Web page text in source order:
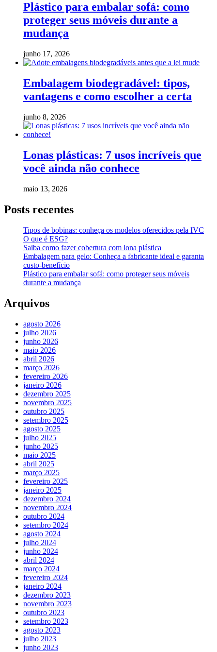
Plástico para embalar sofá: como
proteger seus móveis durante a
mudança
junho 17, 2026
Embalagem biodegradável: tipos,
vantagens e como escolher a certa
junho 8, 2026
Lonas plásticas: 7 usos incríveis que
você ainda não conhece
maio 13, 2026
Posts recentes
Tipos de bobinas: conheça os modelos oferecidos pela IVC
O que é ESG?
Saiba como fazer cobertura com lona plástica
Embalagem para gelo: Conheça a fabricante ideal e garanta
custo-benefício
Plástico para embalar sofá: como proteger seus móveis
durante a mudança
Arquivos
agosto 2026
julho 2026
junho 2026
maio 2026
abril 2026
março 2026
fevereiro 2026
janeiro 2026
dezembro 2025
novembro 2025
outubro 2025
setembro 2025
agosto 2025
julho 2025
junho 2025
maio 2025
abril 2025
março 2025
fevereiro 2025
janeiro 2025
dezembro 2024
novembro 2024
outubro 2024
setembro 2024
agosto 2024
julho 2024
junho 2024
abril 2024
março 2024
fevereiro 2024
janeiro 2024
dezembro 2023
novembro 2023
outubro 2023
setembro 2023
agosto 2023
julho 2023
junho 2023